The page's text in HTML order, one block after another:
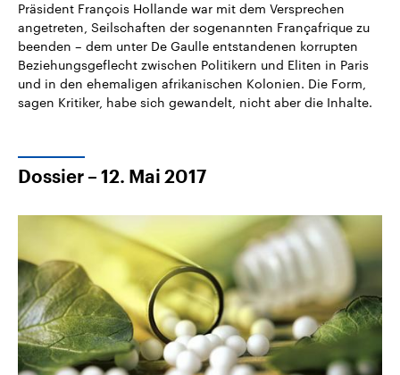
Präsident François Hollande war mit dem Versprechen
angetreten, Seilschaften der sogenannten Françafrique zu
beenden – dem unter De Gaulle entstandenen korrupten
Beziehungsgeflecht zwischen Politikern und Eliten in Paris
und in den ehemaligen afrikanischen Kolonien. Die Form,
sagen Kritiker, habe sich gewandelt, nicht aber die Inhalte.
Dossier – 12. Mai 2017